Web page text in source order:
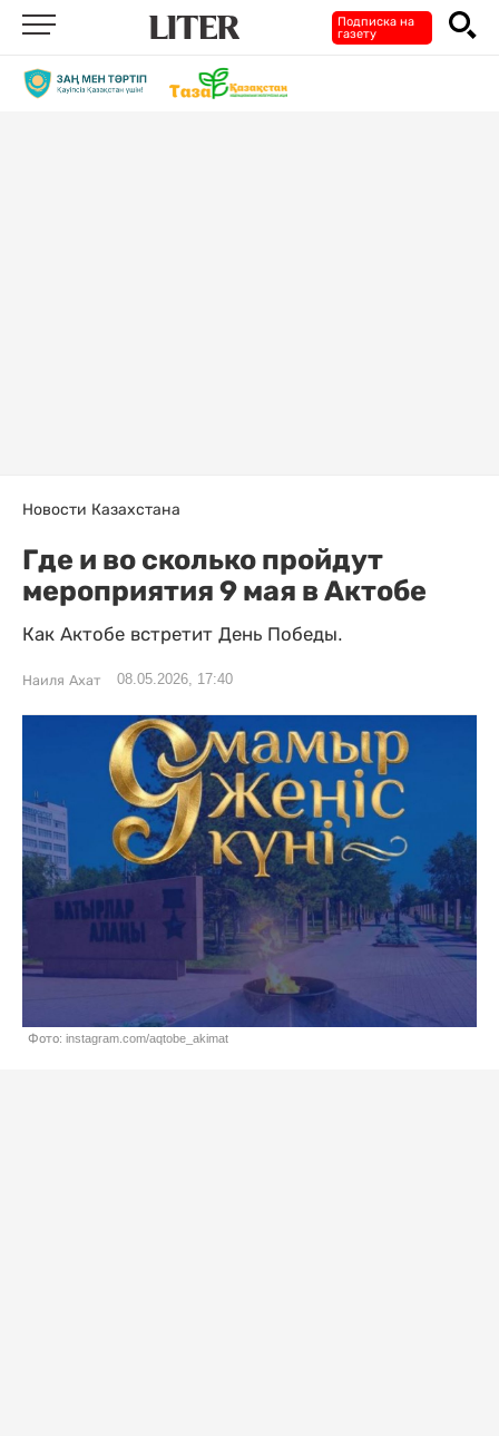
Подписка на
газету
Новости Казахстана
Где и во сколько пройдут
мероприятия 9 мая в Актобе
Как Актобе встретит День Победы.
Наиля Ахат 08.05.2026, 17:40
Фото: instagram.com/aqtobe_akimat